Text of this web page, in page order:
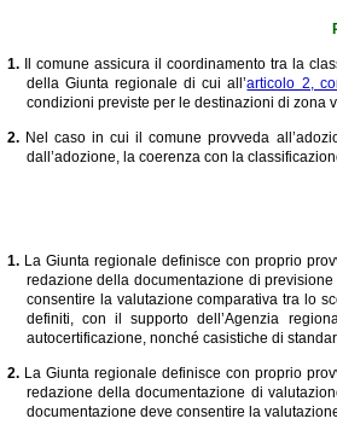
1.
Il comune assicura il coordinamento tra la
della Giunta regionale di cui all’articolo 2,
condizioni previste per le destinazioni di zona
2. Nel caso in cui il comune provveda
dall’adozione, la coerenza con la
1. La Giunta regionale definisce con proprio
redazione della documentazione di
consentire la valutazione comparativa tra lo
definiti, con il supporto dell’Agenzia
autocertificazione, nonché casistiche di
2. La Giunta regionale definisce con proprio
redazione della documentazione di
documentazione deve consentire la